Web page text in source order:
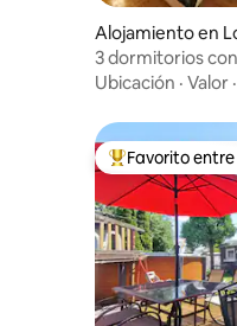
Alojamiento en
3 dormitorios
Estacionamiento
Ubicación · Valor ·
Favorito entre
Favorito